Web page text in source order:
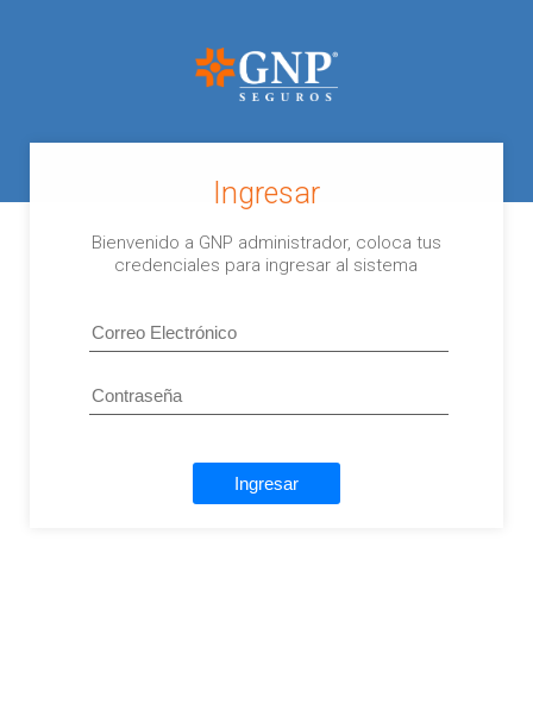
Ingresar
Bienvenido a GNP administrador, coloca tus
credenciales para ingresar al sistema
Ingresar